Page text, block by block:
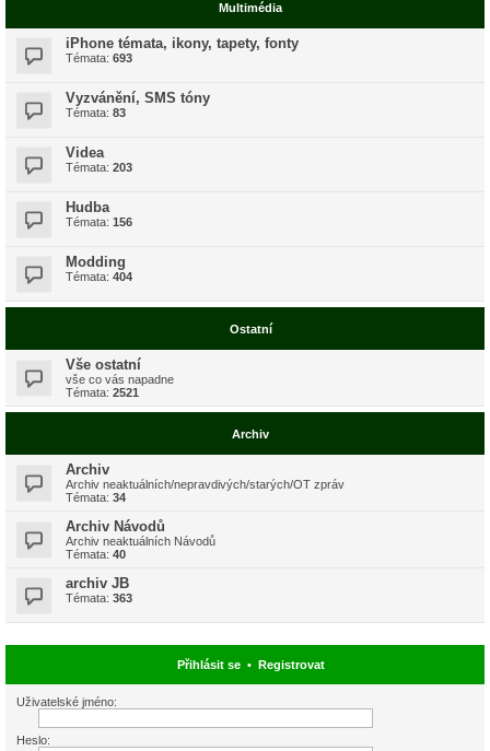
Multimédia
iPhone témata, ikony, tapety, fonty
Témata: 693
Vyzvánění, SMS tóny
Témata: 83
Videa
Témata: 203
Hudba
Témata: 156
Modding
Témata: 404
Ostatní
Vše ostatní
vše co vás napadne
Témata: 2521
Archiv
Archiv
Archiv neaktuálních/nepravdivých/starých/OT zpráv
Témata: 34
Archiv Návodů
Archiv neaktuálních Návodů
Témata: 40
archiv JB
Témata: 363
Přihlásit se• Registrovat
Uživatelské jméno:
Heslo: